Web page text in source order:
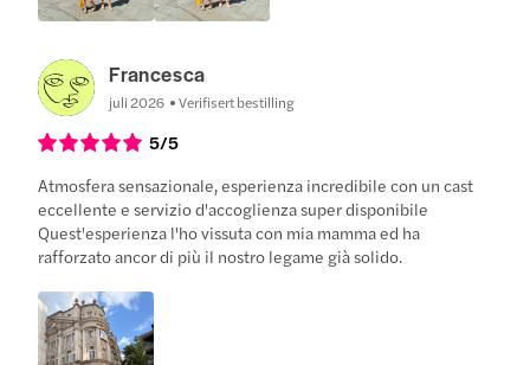
Francesca
juli 2026 Verifisert bestilling
5/5
Atmosfera sensazionale, esperienza incredibile con un cast
eccellente e servizio d'accoglienza super disponibile
Quest'esperienza l'ho vissuta con mia mamma ed ha
rafforzato ancor di più il nostro legame già solido.